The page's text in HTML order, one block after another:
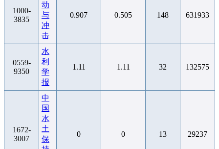
1000-
3835
动
与
冲
击
0.907 0.505 148 631933
0559-
9350
水
利
学
报
1.11 1.11 32 132575
1672-
3007
中
国
水
土
保
0 0 13 29237